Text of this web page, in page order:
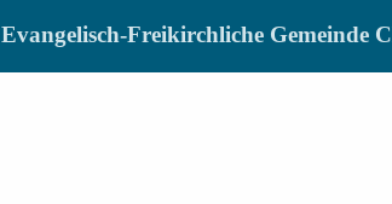
Evangelisch-Freikirchliche